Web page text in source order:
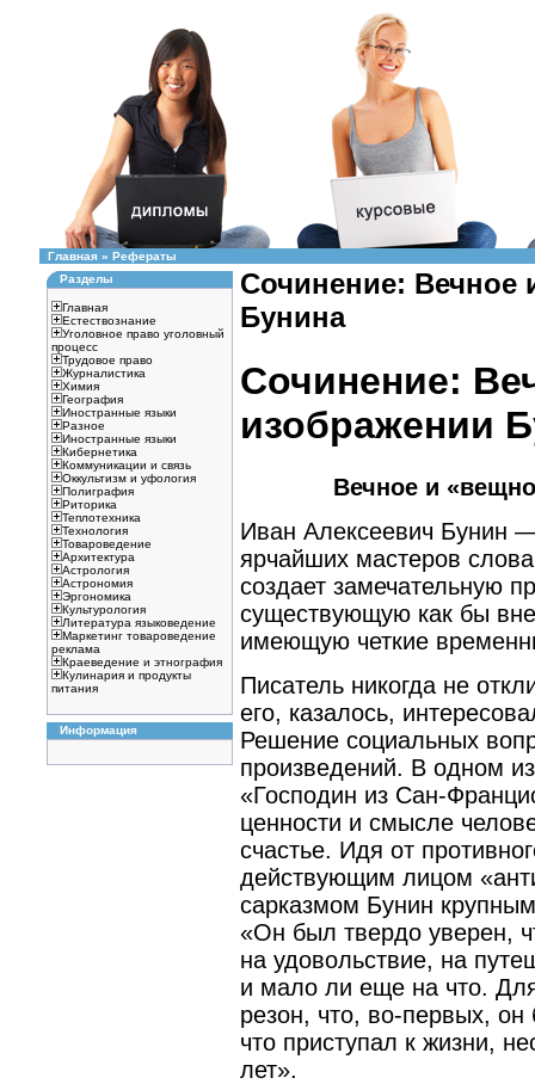
Главная » Рефераты
Разделы
Главная
Естествознание
Уголовное право уголовный
процесс
Трудовое право
Журналистика
Химия
География
Иностранные языки
Разное
Иностранные языки
Кибернетика
Коммуникации и связь
Оккультизм и уфология
Полиграфия
Риторика
Теплотехника
Технология
Товароведение
Архитектура
Астрология
Астрономия
Эргономика
Культурология
Литература языковедение
Маркетинг товароведение
реклама
Краеведение и этнография
Кулинария и продукты
питания
Информация
Сочинение: Вечное
Бунина
Сочинение:
изображении
Вечное и
Иван Алексеевич Бунин
ярчайших мастеров
создает замечательную
существующую как бы
имеющую четкие
Писатель никогда не
его, казалось,
Решение социальных
произведений. В одном
«Господин из Сан-
ценности и смысле
счастье. Идя от
действующим лицом
сарказмом Бунин
«Он был твердо уверен,
на удовольствие, на
и мало ли еще на что.
резон, что, во-первых, он
что приступал к жизни,
лет».